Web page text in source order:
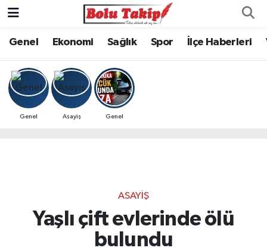
Genel Ekonomi Sağlık Spor İlçe Haberleri
Genel Asayiş Genel
ASAYIŞ
Yaşlı çift evlerinde ölü
bulundu